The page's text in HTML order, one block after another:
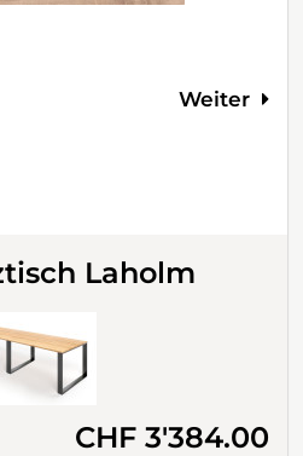
Weiter
Laholm
CHF 3'384.00